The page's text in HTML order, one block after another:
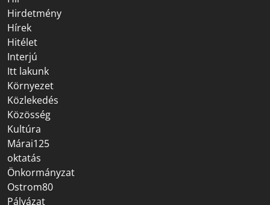
Hirdetmény
Hírek
Hitélet
Interjú
Itt lakunk
Környezet
Közlekedés
Közösség
Kultúra
Márai125
oktatás
Önkormányzat
Ostrom80
Pályázat